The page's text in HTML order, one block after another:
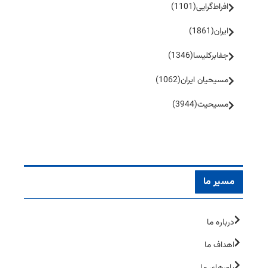
افراط‌گرایی(1101)
ایران(1861)
جفا‌بر‌کلیسا(1346)
مسیحیان ایران(1062)
مسیحیت(3944)
مسیر ما
درباره ما
اهداف ما